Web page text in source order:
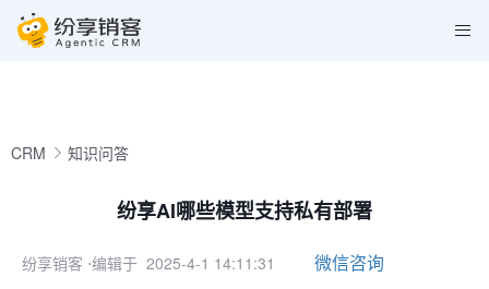
CRM 知识问答
纷享AI哪些模型支持私有部署
纷享销客 ⋅编辑于 2025-4-1 14:11:31 微信咨询